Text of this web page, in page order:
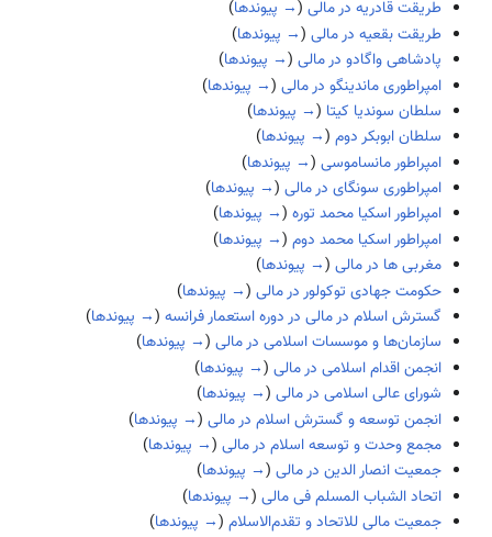
طریقت قادریه در مالی (→ پیوندها)
طریقت بقعیه در مالی (→ پیوندها)
پادشاهی واگادو در مالی (→ پیوندها)
امپراطوری ماندینگو در مالی (→ پیوندها)
سلطان سوندیا کیتا (→ پیوندها)
سلطان ابوبکر دوم (→ پیوندها)
امپراطور مانساموسی (→ پیوندها)
امپراطوری سونگای در مالی (→ پیوندها)
امپراطور اسکیا محمد توره (→ پیوندها)
امپراطور اسکیا محمد دوم (→ پیوندها)
مغربی ها در مالی (→ پیوندها)
حکومت جهادی توکولور در مالی (→ پیوندها)
گسترش اسلام در مالی در دوره استعمار فرانسه (→ پیوندها)
سازمان‌ها و موسسات اسلامی در مالی (→ پیوندها)
انجمن اقدام اسلامی در مالی (→ پیوندها)
شورای عالی اسلامی در مالی (→ پیوندها)
انجمن توسعه و گسترش اسلام در مالی (→ پیوندها)
مجمع وحدت و توسعه اسلام در مالی (→ پیوندها)
جمعیت انصار الدین در مالی (→ پیوندها)
اتحاد الشباب المسلم فی مالی (→ پیوندها)
جمعیت مالی للاتحاد و تقدم‌الاسلام (→ پیوندها)